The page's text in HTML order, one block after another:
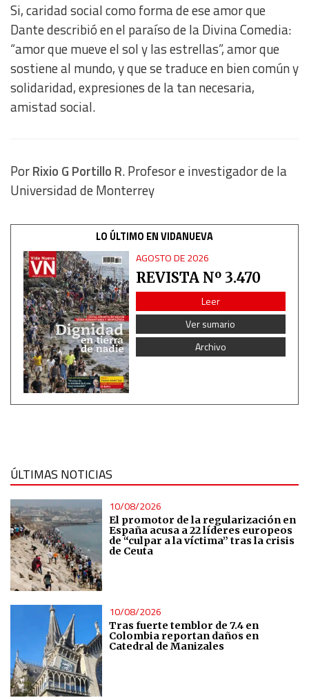
Si, caridad social como forma de ese amor que
Dante describió en el paraíso de la Divina Comedia:
“amor que mueve el sol y las estrellas”, amor que
sostiene al mundo, y que se traduce en bien común y
solidaridad, expresiones de la tan necesaria,
amistad social.
PorRixio G Portillo R. Profesor e investigador de la
Universidad de Monterrey
LO ÚLTIMO EN VIDANUEVA
AGOSTO DE 2026
REVISTA Nº 3.470
Leer
Ver sumario
Archivo
ÚLTIMAS NOTICIAS
10/08/2026
El promotor de la regularización en
España acusa a 22 líderes europeos
de “culpar a la víctima” tras la crisis
de Ceuta
10/08/2026
Tras fuerte temblor de 7.4 en
Colombia reportan daños en
Catedral de Manizales
Functional
Advertising